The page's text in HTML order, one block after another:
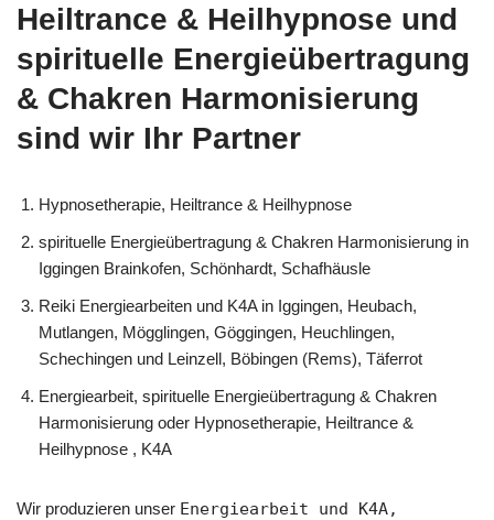
Heiltrance & Heilhypnose und
spirituelle Energieübertragung
& Chakren Harmonisierung
sind wir Ihr Partner
Hypnosetherapie, Heiltrance & Heilhypnose
spirituelle Energieübertragung & Chakren Harmonisierung in
Iggingen Brainkofen, Schönhardt, Schafhäusle
Reiki Energiearbeiten und K4A in Iggingen, Heubach,
Mutlangen, Mögglingen, Göggingen, Heuchlingen,
Schechingen und Leinzell, Böbingen (Rems), Täferrot
Energiearbeit, spirituelle Energieübertragung & Chakren
Harmonisierung oder Hypnosetherapie, Heiltrance &
Heilhypnose , K4A
Wir produzieren unser Energiearbeit und K4A,